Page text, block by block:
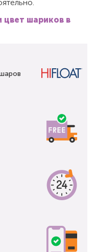
цвет шариков в